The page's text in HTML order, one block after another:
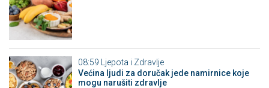
08:59 Ljepota i Zdravlje
Većina ljudi za doručak jede namirnice koje
mogu narušiti zdravlje